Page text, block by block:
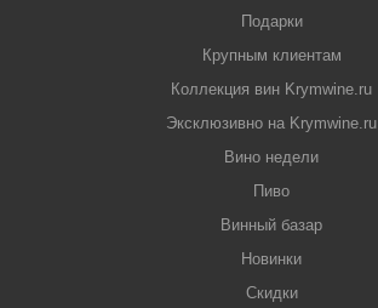
Подарки
Крупным клиентам
Коллекция вин Krymwine.ru
Эксклюзивно на Krymwine.ru
Вино недели
Пиво
Винный базар
Новинки
Скидки